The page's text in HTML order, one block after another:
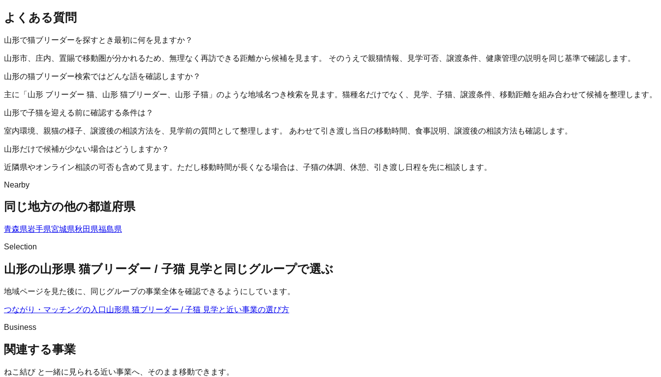
よくある質問
山形で猫ブリーダーを探すとき最初に何を見ますか？
山形市、庄内、置賜で移動圏が分かれるため、無理なく再訪できる距離から候補を見ます。 そのうえで親猫情報、見学可否、譲渡条件、健康管理の説明を同じ基準で確認します。
山形の猫ブリーダー検索ではどんな語を確認しますか？
主に「山形 ブリーダー 猫、山形 猫ブリーダー、山形 子猫」のような地域名つき検索を見ます。猫種名だけでなく、見学、子猫、譲渡条件、移動距離を組み合わせて候補を整理します。
山形で子猫を迎える前に確認する条件は？
室内環境、親猫の様子、譲渡後の相談方法を、見学前の質問として整理します。 あわせて引き渡し当日の移動時間、食事説明、譲渡後の相談方法も確認します。
山形だけで候補が少ない場合はどうしますか？
近隣県やオンライン相談の可否も含めて見ます。ただし移動時間が長くなる場合は、子猫の体調、休憩、引き渡し日程を先に相談します。
Nearby
同じ地方の他の都道府県
青森県岩手県宮城県秋田県福島県
Selection
山形の山形県 猫ブリーダー / 子猫 見学と同じグループで選ぶ
地域ページを見た後に、同じグループの事業全体を確認できるようにしています。
つながり・マッチングの入口山形県 猫ブリーダー / 子猫 見学と近い事業の選び方
Business
関連する事業
ねこ結びと一緒に見られる近い事業へ、そのまま移動できます。